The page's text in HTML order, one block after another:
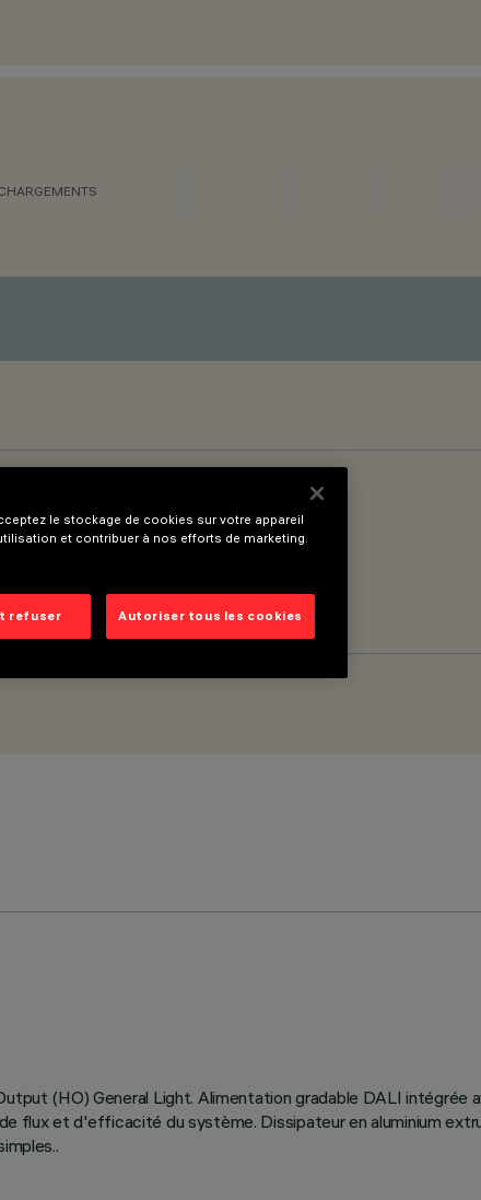
(HO) General Light. Alimentation gradable DALI intégrée
flux et d'efficacité du système. Dissipateur en aluminium
le stockage de cookies sur votre appareil
et contribuer à nos efforts de marketing.
refuser Autoriser tous les cookies